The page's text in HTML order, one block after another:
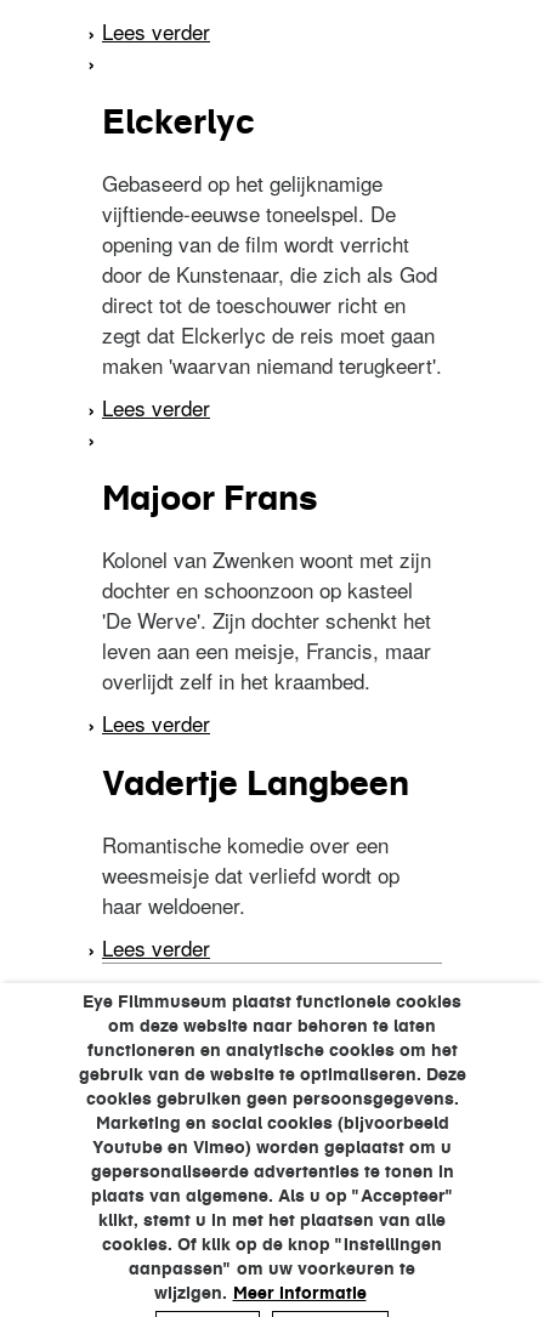
Eye Filmmuseum plaatst functionele cookies
om deze website naar behoren te laten
functioneren en analytische cookies om het
gebruik van de website te optimaliseren. Deze
cookies gebruiken geen persoonsgegevens.
Marketing en social cookies (bijvoorbeeld
Youtube en Vimeo) worden geplaatst om u
gepersonaliseerde advertenties te tonen in
plaats van algemene. Als u op "Accepteer"
klikt, stemt u in met het plaatsen van alle
cookies. Of klik op de knop "Instellingen
aanpassen" om uw voorkeuren te
wijzigen. Meer informatie
Lees verder
Elckerlyc
Gebaseerd op het gelijknamige
vijftiende-eeuwse toneelspel. De
opening van de film wordt verricht
door de Kunstenaar, die zich als God
direct tot de toeschouwer richt en
zegt dat Elckerlyc de reis moet gaan
maken 'waarvan niemand terugkeert'.
Lees verder
Majoor Frans
Kolonel van Zwenken woont met zijn
dochter en schoonzoon op kasteel
'De Werve'. Zijn dochter schenkt het
leven aan een meisje, Francis, maar
overlijdt zelf in het kraambed.
Lees verder
Vadertje Langbeen
Romantische komedie over een
weesmeisje dat verliefd wordt op
haar weldoener.
Lees verder
pagina's1 2 3